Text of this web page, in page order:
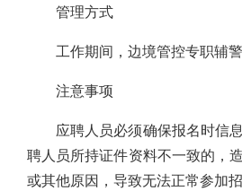
管理方式
工作期间，边境管控专职辅
注意事项
应聘人员必须确保报名时信
聘人员所持证件资料不一致的，
或其他原因，导致无法正常参加